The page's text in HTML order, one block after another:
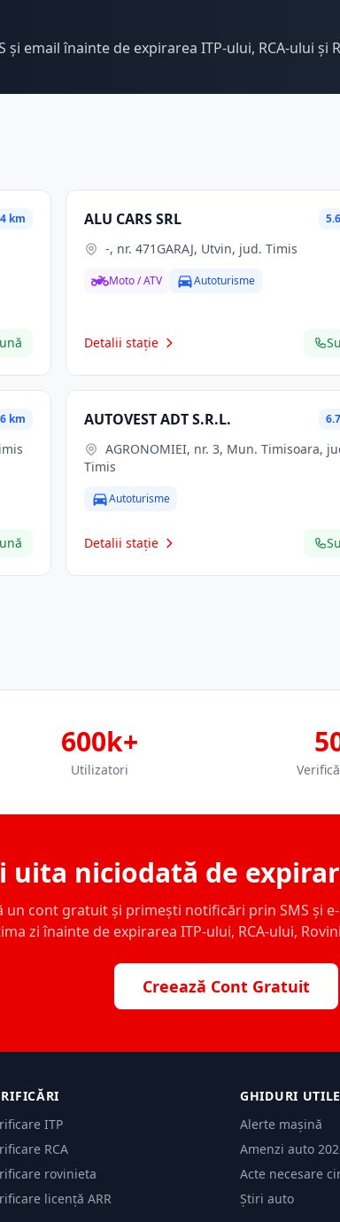
email înainte de expirarea ITP-ului, RCA-ului și
km ALU CARS SRL
-, nr. 471GARAJ, Utvin, jud. Timis
Moto / ATV Autoturisme
Detalii stație
km AUTOVEST ADT S.R.L.
Timis
Autoturisme
Detalii stație
600k+
Utilizatori
uita niciodată de
un cont gratuit și primești notificări prin SMS și
zi înainte de expirarea ITP-ului, RCA-ului,
Creează Cont Gratuit
ITP
RCA
rovinieta
licență ARR
GHIDURI UTILE
Alerte mașină
Amenzi auto
Acte necesare
Știri auto